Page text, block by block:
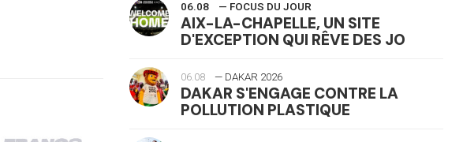
06.08 — FOCUS DU JOUR
AIX-LA-CHAPELLE, UN SITE
D'EXCEPTION QUI RÊVE DES JO
06.08 — DAKAR 2026
DAKAR S'ENGAGE CONTRE LA
POLLUTION PLASTIQUE